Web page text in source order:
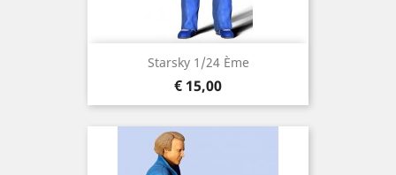
Starsky 1/24 Ème
Prijs
€ 15,00